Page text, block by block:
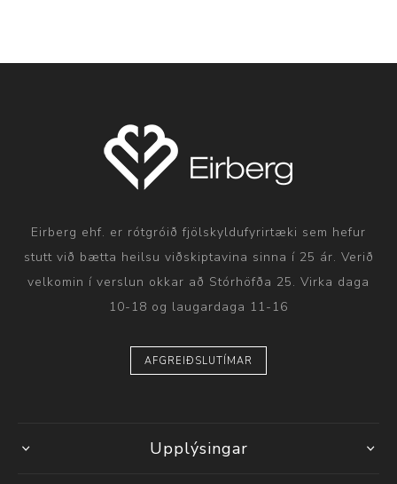
Eirberg ehf. er rótgróið fjölskyldufyrirtæki sem hefur
stutt við bætta heilsu viðskiptavina sinna í 25 ár. Verið
velkomin í verslun okkar að Stórhöfða 25. Virka daga
10-18 og laugardaga 11-16
AFGREIÐSLUTÍMAR
Upplýsingar